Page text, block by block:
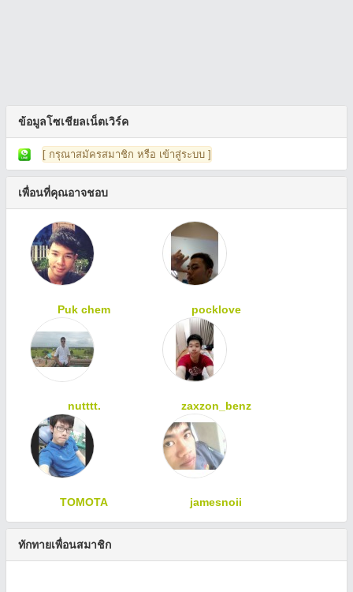
ข้อมูลโซเชียลเน็ตเวิร์ค
[ กรุณาสมัครสมาชิก หรือ เข้าสู่ระบบ ]
เพื่อนที่คุณอาจชอบ
Puk chem pocklove
nutttt. zaxzon_benz
TOMOTA jamesnoii
ทักทายเพื่อนสมาชิก